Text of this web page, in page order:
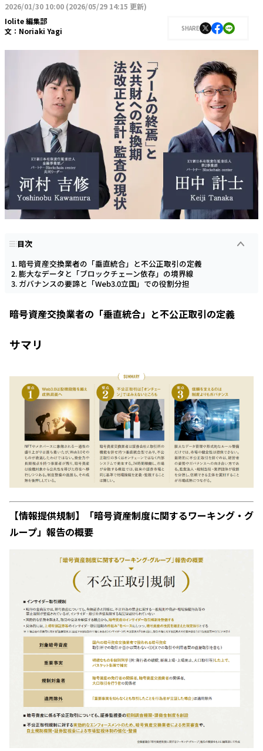
2026/01/30 10:00 (2026/05/29 14:15 更新)
Iolite 編集部
文： Noriaki Yagi SHARE
目次
暗号資産交換業者の「垂直統合」と不公正取引の定義
膨大なデータと「ブロックチェーン依存」の境界線
ガバナンスの要諦と「Web3.0立国」での役割分担
暗号資産交換業者の「垂直統合」と不公正取引の定義
サマリ
【情報提供規制】「暗号資産制度に関するワーキング・グ
ループ」報告の概要